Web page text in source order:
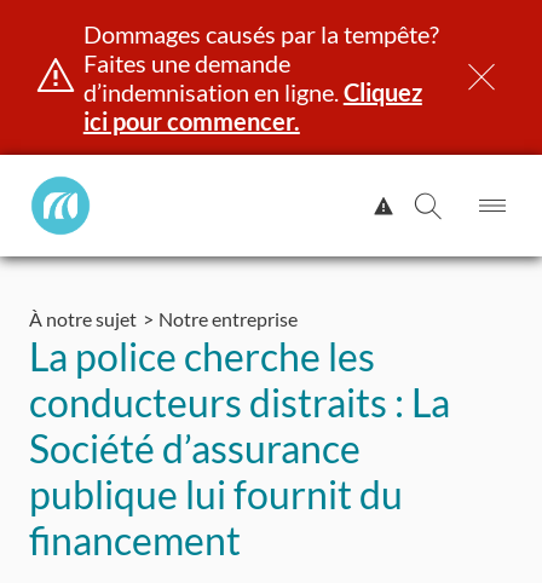
Aller
contenu
Dommages causés par la tempête?
Faites une demande
d’indemnisation en ligne.Cliquez
ici pour commencer.
Manitoba
Public
Afficher
l'alerte.
la
le
À notre sujet Notre entreprise
La police cherche les
conducteurs distraits : La
Société d’assurance
publique lui fournit du
financement